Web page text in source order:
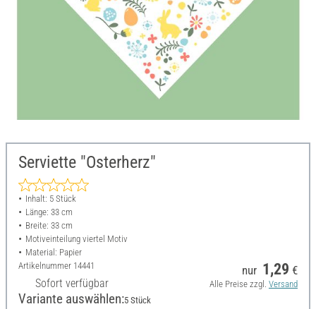
Serviette "Osterherz"
Inhalt: 5 Stück
Länge: 33 cm
Breite: 33 cm
Motiveinteilung viertel Motiv
Material: Papier
Artikelnummer 14441
Sofort verfügbar
nur 1,29 €
Alle Preise zzgl. Versand
Variante auswählen:5 Stück